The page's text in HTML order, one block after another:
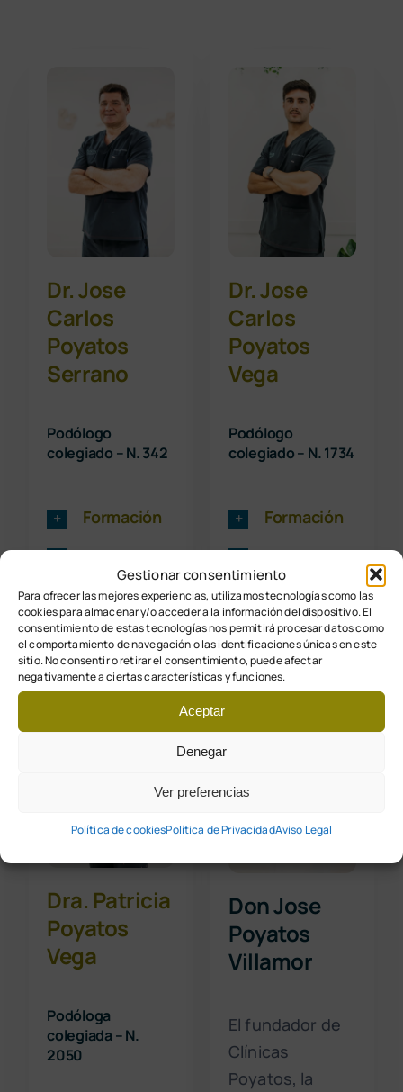
Gestionar consentimiento
Para ofrecer las mejores experiencias, utilizamos tecnologías como las
cookies para almacenar y/o acceder a la información del dispositivo. El
consentimiento de estas tecnologías nos permitirá procesar datos como
el comportamiento de navegación o las identificaciones únicas en este
sitio. No consentir o retirar el consentimiento, puede afectar
negativamente a ciertas características y funciones.
Aceptar
Denegar
Ver preferencias
Política de cookiesPolítica de PrivacidadAviso Legal
Dr. Jose
Carlos
Poyatos
Serrano
Podólogo
colegiado – N. 342
Formación
Experiencia
laboral
Dr. Jose
Carlos
Poyatos
Vega
Podólogo
colegiado – N. 1734
Formación
Experiencia
laboral
Dra. Patricia
Poyatos
Vega
Podóloga
colegiada – N.
2050
Don Jose
Poyatos
Villamor
El fundador de
Clínicas
Poyatos, la